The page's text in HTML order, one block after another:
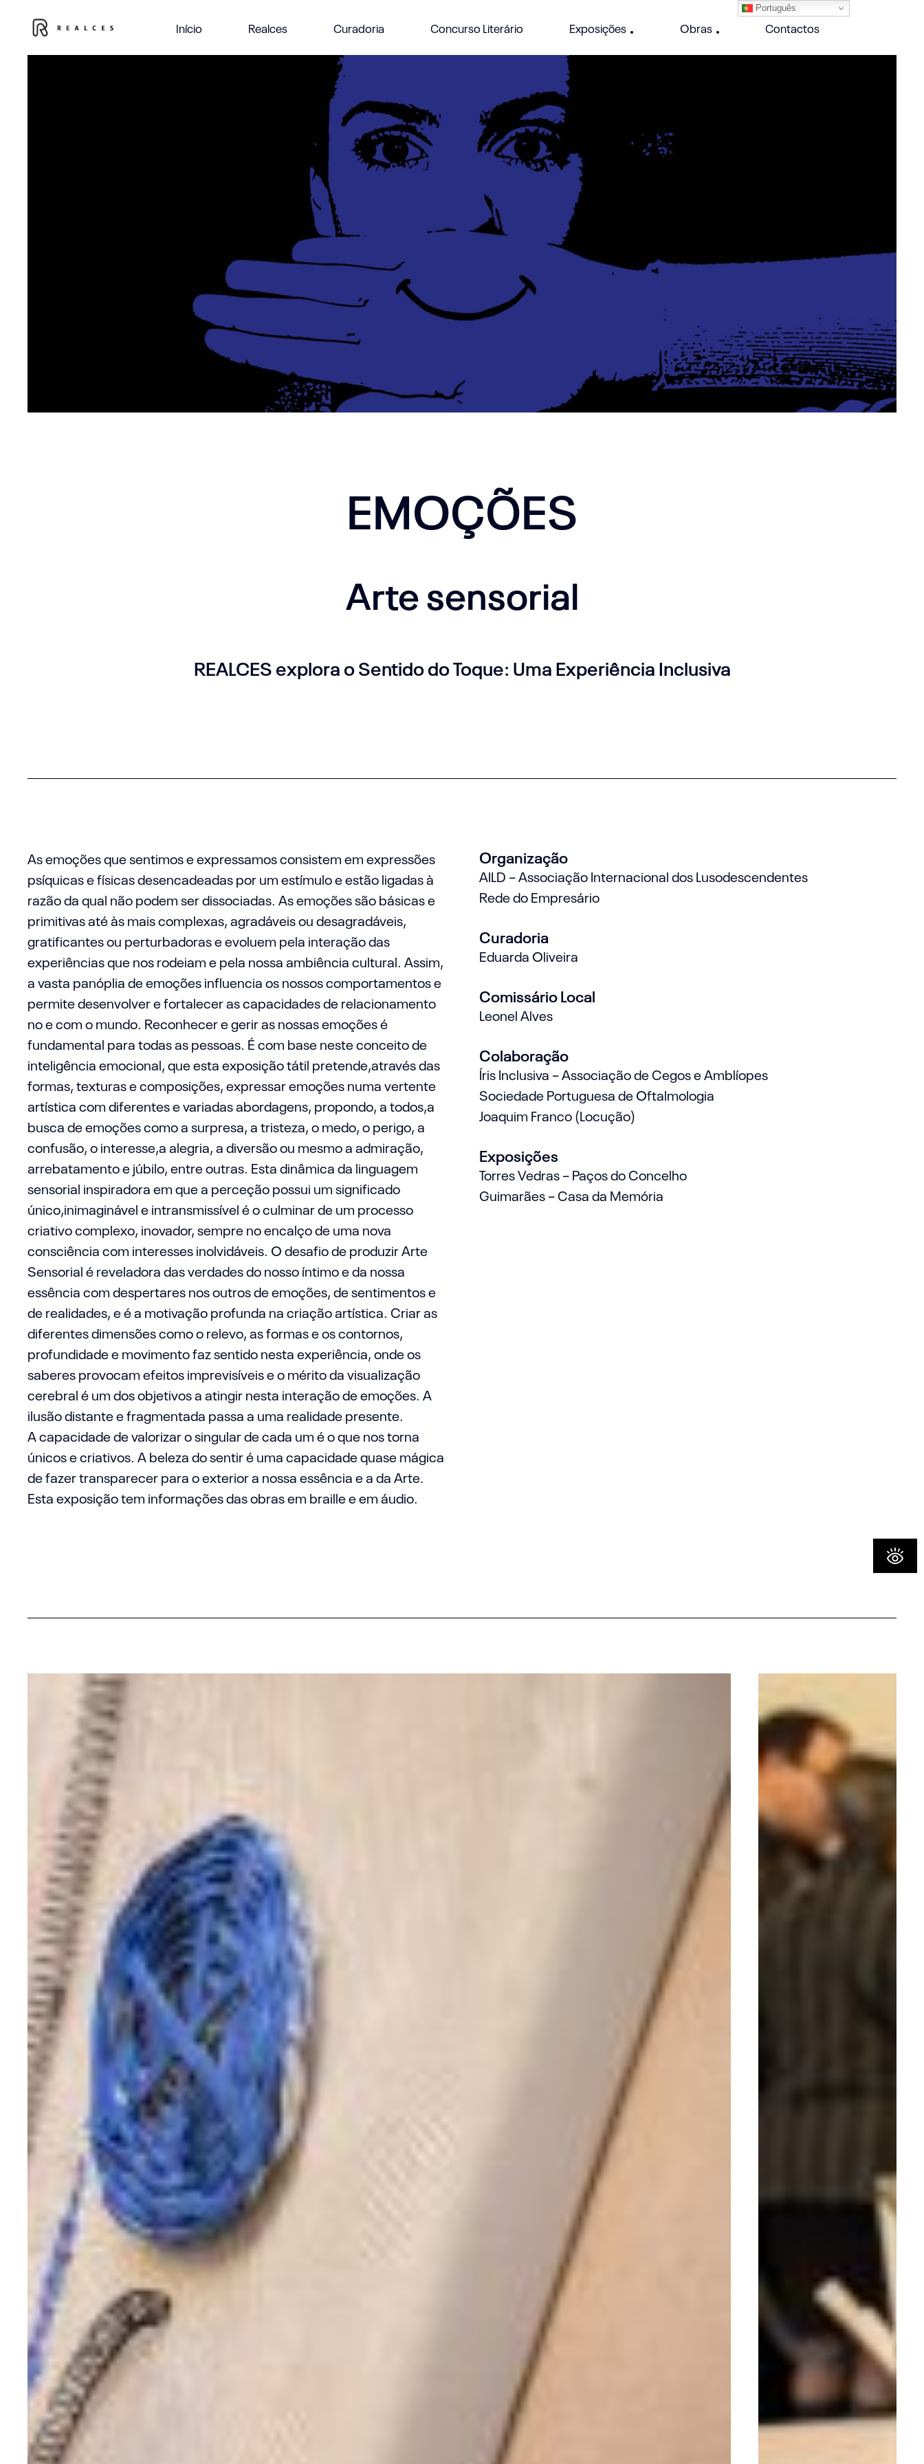
Início Realces Curadoria Concurso Literário Exposições Obras Contactos
EMOÇÕES
Arte sensorial
REALCES explora o Sentido do Toque: Uma Experiência Inclusiva
As emoções que sentimos e expressamos consistem em expressões
psíquicas e físicas desencadeadas por um estímulo e estão ligadas à
razão da qual não podem ser dissociadas. As emoções são básicas e
primitivas até às mais complexas, agradáveis ou desagradáveis,
gratificantes ou perturbadoras e evoluem pela interação das
experiências que nos rodeiam e pela nossa ambiência cultural. Assim,
a vasta panóplia de emoções influencia os nossos comportamentos e
permite desenvolver e fortalecer as capacidades de relacionamento
no e com o mundo. Reconhecer e gerir as nossas emoções é
fundamental para todas as pessoas. É com base neste conceito de
inteligência emocional, que esta exposição tátil pretende,através das
formas, texturas e composições, expressar emoções numa vertente
artística com diferentes e variadas abordagens, propondo, a todos,a
busca de emoções como a surpresa, a tristeza, o medo, o perigo, a
confusão, o interesse,a alegria, a diversão ou mesmo a admiração,
arrebatamento e júbilo, entre outras. Esta dinâmica da linguagem
sensorial inspiradora em que a perceção possui um significado
único,inimaginável e intransmissível é o culminar de um processo
criativo complexo, inovador, sempre no encalço de uma nova
consciência com interesses inolvidáveis. O desafio de produzir Arte
Sensorial é reveladora das verdades do nosso íntimo e da nossa
essência com despertares nos outros de emoções, de sentimentos e
de realidades, e é a motivação profunda na criação artística. Criar as
diferentes dimensões como o relevo, as formas e os contornos,
profundidade e movimento faz sentido nesta experiência, onde os
saberes provocam efeitos imprevisíveis e o mérito da visualização
cerebral é um dos objetivos a atingir nesta interação de emoções. A
ilusão distante e fragmentada passa a uma realidade presente.
A capacidade de valorizar o singular de cada um é o que nos torna
únicos e criativos. A beleza do sentir é uma capacidade quase mágica
de fazer transparecer para o exterior a nossa essência e a da Arte.
Esta exposição tem informações das obras em braille e em áudio.
Organização
AILD – Associação Internacional dos Lusodescendentes
Rede do Empresário
Curadoria
Eduarda Oliveira
Comissário Local
Leonel Alves
Colaboração
Íris Inclusiva – Associação de Cegos e Amblíopes
Sociedade Portuguesa de Oftalmologia
Joaquim Franco (Locução)
Exposições
Torres Vedras – Paços do Concelho
Guimarães – Casa da Memória
Português